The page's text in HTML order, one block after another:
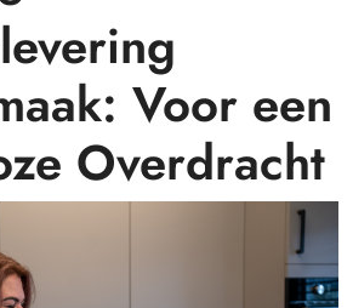
Voor een
Overdracht